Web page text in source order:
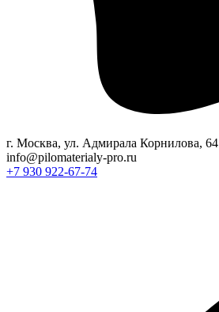
г. Москва, ул. Адмирала Корнилова, 64
info@pilomaterialy-pro.ru
+7 930 922-67-74